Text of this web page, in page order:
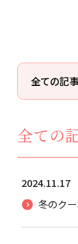
全ての
2024.11.17
冬のク